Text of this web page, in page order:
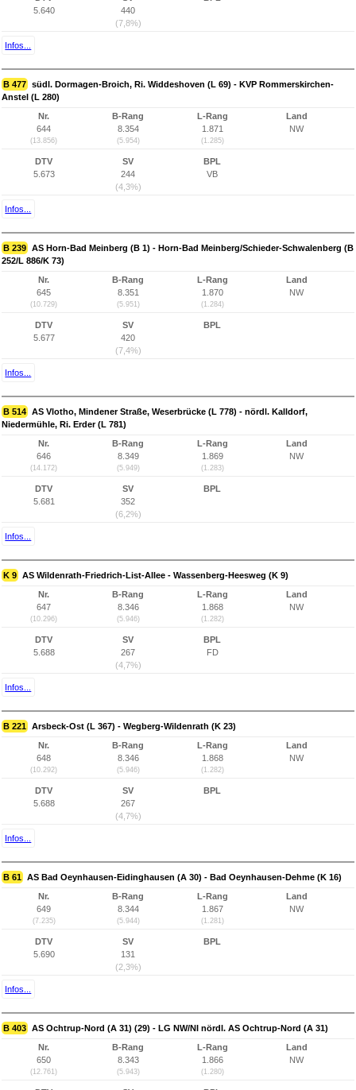
5.640
440
(7,8%)
Infos...
B 477 südl. Dormagen-Broich, Ri. Widdeshoven (L 69) - KVP Rommerskirchen-
Anstel (L 280)
Nr.
644
(13.856)
B-Rang
8.354
(5.954)
L-Rang
1.871
(1.285)
Land
NW
DTV
5.673
SV
244
(4,3%)
BPL
VB
Infos...
B 239 AS Horn-Bad Meinberg (B 1) - Horn-Bad Meinberg/Schieder-Schwalenberg (B
252/L 886/K 73)
Nr.
645
(10.729)
B-Rang
8.351
(5.951)
L-Rang
1.870
(1.284)
Land
NW
DTV
5.677
SV
420
(7,4%)
BPL
Infos...
B 514 AS Vlotho, Mindener Straße, Weserbrücke (L 778) - nördl. Kalldorf,
Niedermühle, Ri. Erder (L 781)
Nr.
646
(14.172)
B-Rang
8.349
(5.949)
L-Rang
1.869
(1.283)
Land
NW
DTV
5.681
SV
352
(6,2%)
BPL
Infos...
K 9 AS Wildenrath-Friedrich-List-Allee - Wassenberg-Heesweg (K 9)
Nr.
647
(10.296)
B-Rang
8.346
(5.946)
L-Rang
1.868
(1.282)
Land
NW
DTV
5.688
SV
267
(4,7%)
BPL
FD
Infos...
B 221 Arsbeck-Ost (L 367) - Wegberg-Wildenrath (K 23)
Nr.
648
(10.292)
B-Rang
8.346
(5.946)
L-Rang
1.868
(1.282)
Land
NW
DTV
5.688
SV
267
(4,7%)
BPL
Infos...
B 61 AS Bad Oeynhausen-Eidinghausen (A 30) - Bad Oeynhausen-Dehme (K 16)
Nr.
649
(7.235)
B-Rang
8.344
(5.944)
L-Rang
1.867
(1.281)
Land
NW
DTV
5.690
SV
131
(2,3%)
BPL
Infos...
B 403 AS Ochtrup-Nord (A 31) (29) - LG NW/NI nördl. AS Ochtrup-Nord (A 31)
Nr.
650
(12.761)
B-Rang
8.343
(5.943)
L-Rang
1.866
(1.280)
Land
NW